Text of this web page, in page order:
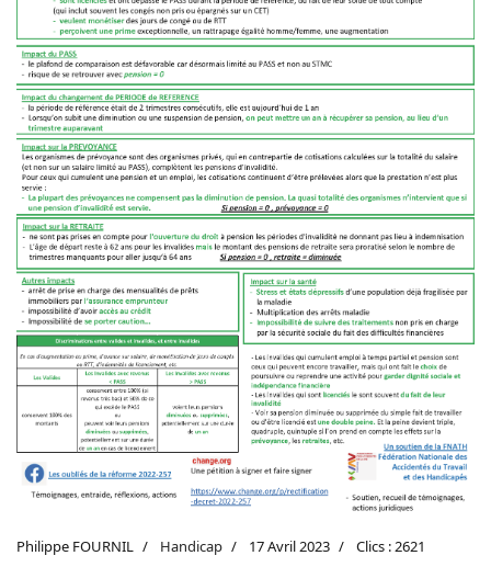
Philippe FOURNIL Handicap 17 Avril 2023 Clics : 2621